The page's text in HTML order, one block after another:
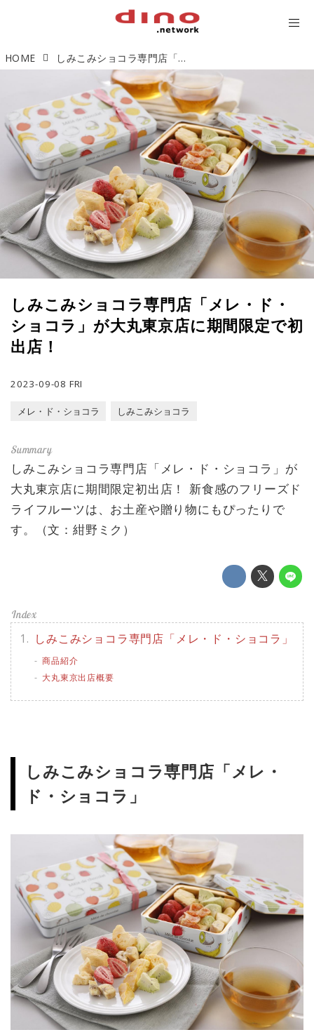
HOME しみこみショコラ専門店「メレ・ド・ショコラ」が大丸東京店に期間限定で初出店！
しみこみショコラ専門店「メレ・ド・
ショコラ」が大丸東京店に期間限定で初
出店！
2023-09-08 FRI
メレ・ド・ショコラ しみこみショコラ
しみこみショコラ専門店「メレ・ド・ショコラ」が
大丸東京店に期間限定初出店！ 新食感のフリーズド
ライフルーツは、お土産や贈り物にもぴったりで
す。（文：紺野ミク）
しみこみショコラ専門店「メレ・ド・ショコラ」
商品紹介
大丸東京出店概要
しみこみショコラ専門店「メレ・
ド・ショコラ」